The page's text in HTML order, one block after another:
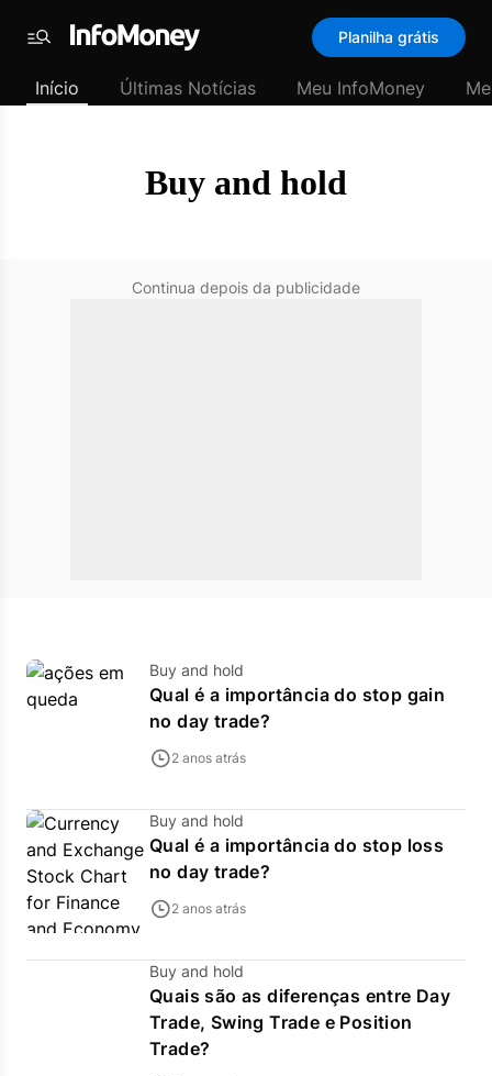
Padrão
Últimas
Menu
Planilha grátis
Início Últimas Notícias Meu InfoMoney
Buy and hold
Continua depois da publicidade
Buy and hold
Qual é a importância do stop gain
no day trade?
2 anos atrás
Buy and hold
Qual é a importância do stop loss
no day trade?
2 anos atrás
Buy and hold
Quais são as diferenças entre Day
Trade, Swing Trade e Position
Trade?